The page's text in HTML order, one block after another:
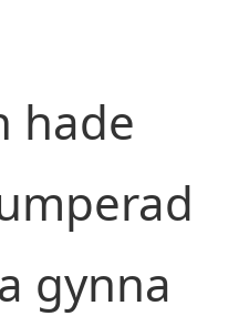
hade
gynna